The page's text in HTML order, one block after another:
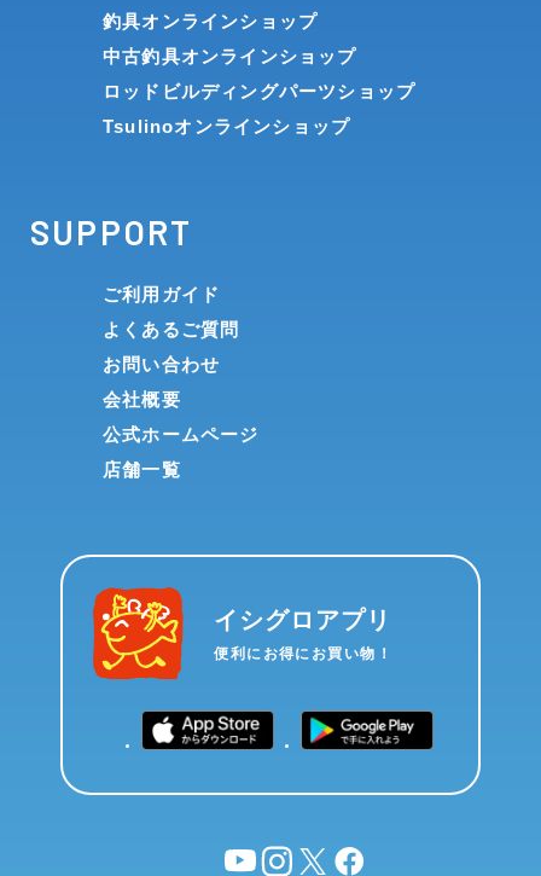
釣具オンラインショップ
中古釣具オンラインショップ
ロッドビルディングパーツショップ
Tsulinoオンラインショップ
SUPPORT
ご利用ガイド
よくあるご質問
お問い合わせ
会社概要
公式ホームページ
店舗一覧
イシグロアプリ
便利にお得にお買い物！
YouTubeinstagram
X facebook